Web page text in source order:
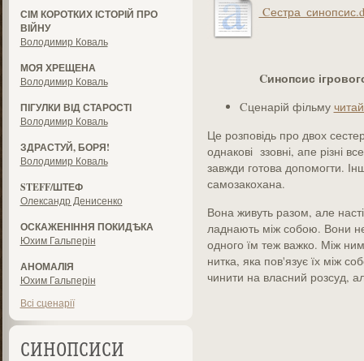
СІМ КОРОТКИХ ІСТОРІЙ ПРО
ВІЙНУ
Володимир Коваль
МОЯ ХРЕЩЕНА
Володимир Коваль
ПІГУЛКИ ВІД СТАРОСТІ
Володимир Коваль
ЗДРАСТУЙ, БОРЯ!
Володимир Коваль
STEFF/ШТЕФ
Олександр Денисенко
ОСКАЖЕНІННЯ ПОКИДѢКА
Юхим Гальперін
АНОМАЛІЯ
Юхим Гальперін
Всі сценарії
СИНОПСИСИ
Cинопсис
Cценарій фільму
Це розповідь про двох
однакові ззовні, апе різні
завжди готова допомогти.
самозакохана.
Вона живуть разом, але
ладнають між собою. Вони
одного їм теж важко. Між
нитка, яка пов'язує їх між
чинити на власний розсуд,